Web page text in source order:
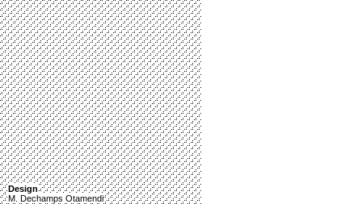
Design
M. Dechamps Otamendi